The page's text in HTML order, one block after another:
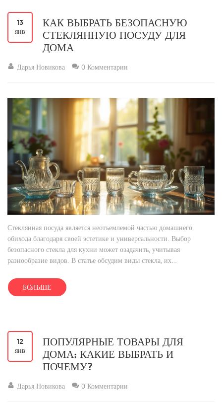
13
янв
КАК ВЫБРАТЬ БЕЗОПАСНУЮ
СТЕКЛЯННУЮ ПОСУДУ ДЛЯ
ДОМА
Дарья Новикова 0 Комментарии
Стеклянная посуда является неотъемлемой частью домашнего
обихода благодаря своей эстетике и универсальности. Выбор
безопасного стекла для кухни может озадачить, учитывая
разнообразие видов. В статье обсудим виды стекла, их
здоровья. Рассмотрим советы экспертов и интересные факты о
стеклянной посуде.
БОЛЬШЕ
12
янв
ПОПУЛЯРНЫЕ ТОВАРЫ ДЛЯ
ДОМА: КАКИЕ ВЫБРАТЬ И
ПОЧЕМУ?
Дарья Новикова 0 Комментарии